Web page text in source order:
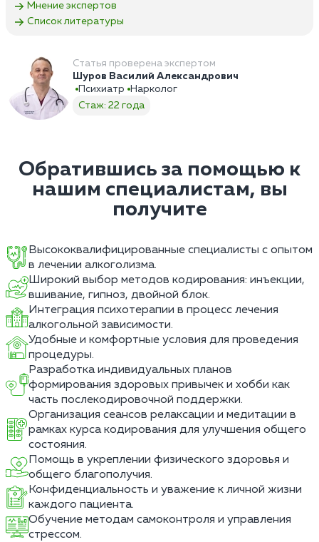
Мнение экспертов
Список литературы
Статья проверена экспертом
Шуров Василий Александрович
Психиатр
Нарколог
Стаж: 22 года
Обратившись за помощью к
нашим специалистам, вы
получите
Высококвалифицированные специалисты с опытом
в лечении алкоголизма.
Широкий выбор методов кодирования: инъекции,
вшивание, гипноз, двойной блок.
Интеграция психотерапии в процесс лечения
алкогольной зависимости.
Удобные и комфортные условия для проведения
процедуры.
Разработка индивидуальных планов
формирования здоровых привычек и хобби как
часть послекодировочной поддержки.
Организация сеансов релаксации и медитации в
рамках курса кодирования для улучшения общего
состояния.
Помощь в укреплении физического здоровья и
общего благополучия.
Конфиденциальность и уважение к личной жизни
каждого пациента.
Обучение методам самоконтроля и управления
стрессом.